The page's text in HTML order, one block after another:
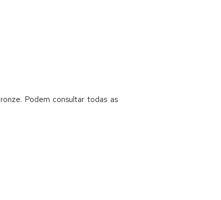
Podem consultar todas as